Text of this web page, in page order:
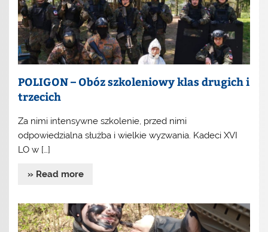
POLIGON – Obóz szkoleniowy klas drugich i
trzecich
Za nimi intensywne szkolenie, przed nimi
odpowiedzialna służba i wielkie wyzwania. Kadeci XVI
LO w […]
» Read more